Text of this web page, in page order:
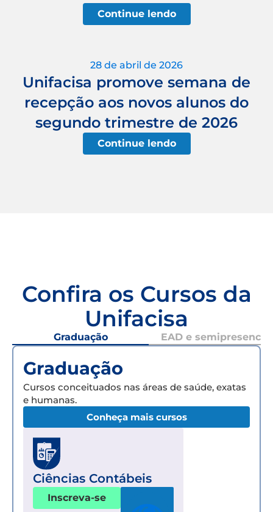
Continue lendo
28 de abril de 2026
Unifacisa promove semana de
recepção aos novos alunos do
segundo trimestre de 2026
Continue lendo
Confira os Cursos da
Unifacisa
Graduação EAD e semipresencial
Graduação
Cursos conceituados nas áreas de saúde, exatas
e humanas.
Conheça mais cursos
Ciências Contábeis
Inscreva-se